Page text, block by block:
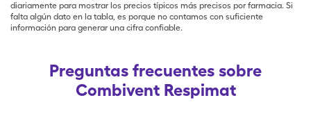
diariamente para mostrar los precios típicos más precisos por farmacia. Si
falta algún dato en la tabla, es porque no contamos con suficiente
información para generar una cifra confiable.
Preguntas frecuentes sobre
Combivent Respimat